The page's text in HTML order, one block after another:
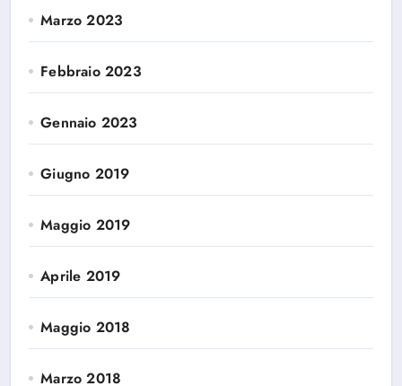
Marzo 2023
Febbraio 2023
Gennaio 2023
Giugno 2019
Maggio 2019
Aprile 2019
Maggio 2018
Marzo 2018